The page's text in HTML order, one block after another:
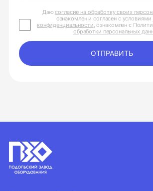
Даюсогласие на обработку своих
ознакомлен и согласен с условиями
конфиденциальности, ознакомлен с
обработки персональных
ОТПРАВИТЬ